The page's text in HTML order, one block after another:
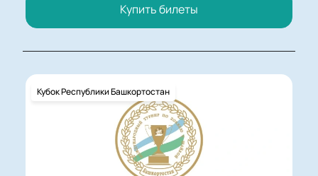
Купить билеты
Кубок Республики Башкортостан